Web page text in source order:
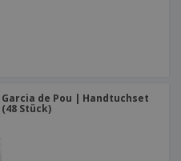
Garcia de Pou | Handtuchset
(48 Stück)